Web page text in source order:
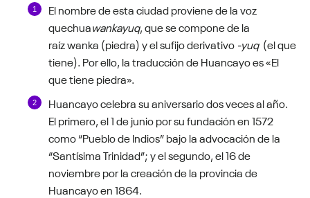
El nombre de esta ciudad proviene de la voz
quechuawankayuq, que se compone de la
raíz wanka (piedra) y el sufijo derivativo -yuq(el que
tiene). Por ello, la traducción de Huancayo es «El
que tiene piedra».
Huancayo celebra su aniversario dos veces al año.
El primero, el 1 de junio por su fundación en 1572
como “Pueblo de Indios” bajo la advocación de la
“Santísima Trinidad”; y el segundo, el 16 de
noviembre por la creación de la provincia de
Huancayo en 1864.